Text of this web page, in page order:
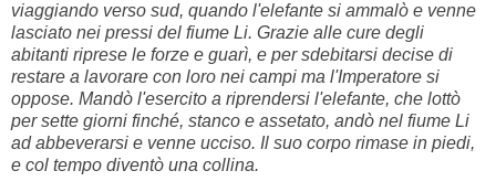
viaggiando verso sud, quando l'elefante si ammalò e venne
lasciato nei pressi del fiume Li. Grazie alle cure degli
abitanti riprese le forze e guarì, e per sdebitarsi decise di
restare a lavorare con loro nei campi ma l'Imperatore si
oppose. Mandò l'esercito a riprendersi l'elefante, che lottò
per sette giorni finché, stanco e assetato, andò nel fiume Li
ad abbeverarsi e venne ucciso. Il suo corpo rimase in piedi,
e col tempo diventò una collina.